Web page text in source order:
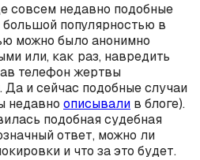
совсем недавно подобные
популярностью в
можно было анонимно
или, как раз, навредить
телефон жертвы
Да и сейчас подобные случаи
недавно описывали в блоге).
подобная судебная
ответ, можно ли
и что за это будет.